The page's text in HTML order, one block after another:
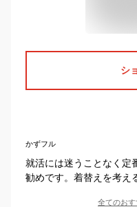
シ
かずフル
就活には迷うことなく定
勧めです。着替えを考え
全てのおす